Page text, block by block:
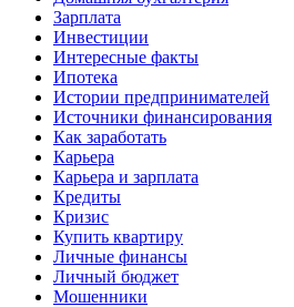
Зарплата
Инвестиции
Интересные факты
Ипотека
Истории предпринимателей
Источники финансирования
Как заработать
Карьера
Карьера и зарплата
Кредиты
Кризис
Купить квартиру
Личные финансы
Личный бюджет
Мошенники